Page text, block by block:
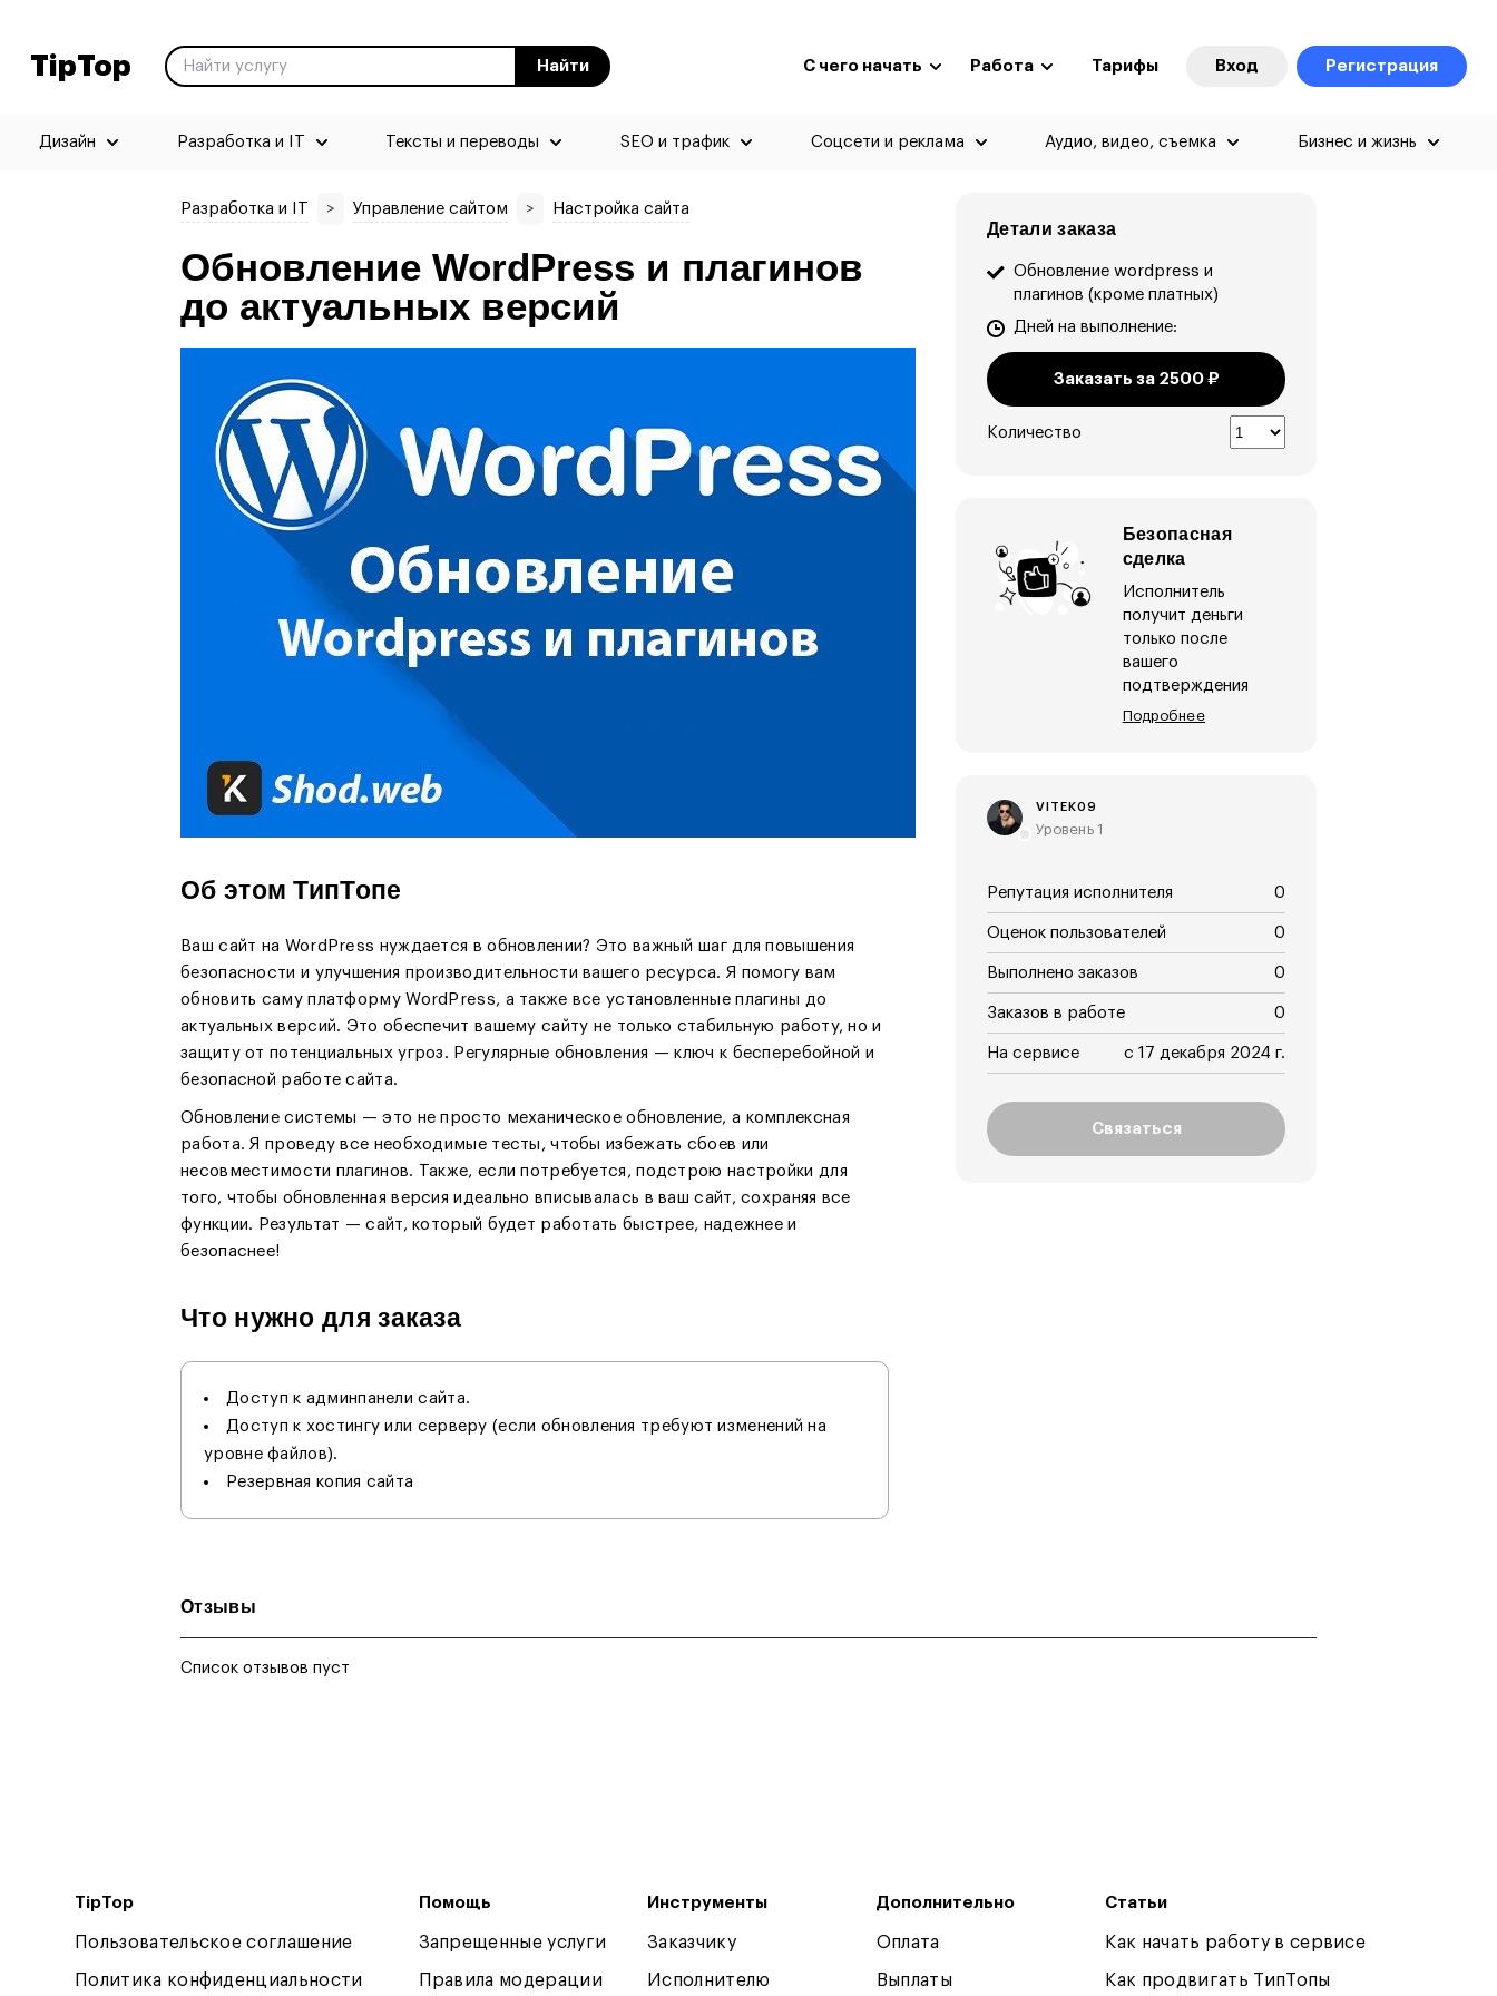
TipTop Найти С чего начать Работа Тарифы Вход Регистрация
Дизайн Разработка и IT Тексты и переводы SEO и трафик Соцсети и реклама Аудио, видео, съемка Бизнес и жизнь
Разработка и IT > Управление сайтом > Настройка сайта
Обновление WordPress и плагинов
до актуальных версий
Об этом ТипТопе
Ваш сайт на WordPress нуждается в обновлении? Это важный шаг для повышения
безопасности и улучшения производительности вашего ресурса. Я помогу вам
обновить саму платформу WordPress, а также все установленные плагины до
актуальных версий. Это обеспечит вашему сайту не только стабильную работу, но и
защиту от потенциальных угроз. Регулярные обновления — ключ к бесперебойной и
безопасной работе сайта.
Обновление системы — это не просто механическое обновление, а комплексная
работа. Я проведу все необходимые тесты, чтобы избежать сбоев или
несовместимости плагинов. Также, если потребуется, подстрою настройки для
того, чтобы обновленная версия идеально вписывалась в ваш сайт, сохраняя все
функции. Результат — сайт, который будет работать быстрее, надежнее и
безопаснее!
Что нужно для заказа
Доступ к админпанели сайта.
Доступ к хостингу или серверу (если обновления требуют изменений на
уровне файлов).
Резервная копия сайта
Детали заказа
Обновление wordpress и
плагинов (кроме платных)
Дней на выполнение:
Заказать за 2500₽
Количество
Безопасная
сделка
Исполнитель
получит деньги
только после
вашего
подтверждения
Подробнее
VITEK09
Уровень 1
Репутация исполнителя 0
Оценок пользователей 0
Выполнено заказов 0
Заказов в работе 0
На сервисе с 17 декабря 2024 г.
Связаться
Отзывы
Список отзывов пуст
TipTop
Пользовательское соглашение
Политика конфиденциальности
Помощь
Запрещенные услуги
Правила модерации
Инструменты
Заказчику
Исполнителю
Дополнительно
Оплата
Выплаты
Статьи
Как начать работу в сервисе
Как продвигать ТипТопы